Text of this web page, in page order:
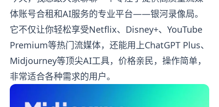
体账号合租和AI服务的专业平台——银河录像局。
它不仅让你轻松享受Netflix、Disney+、YouTube
Premium等热门流媒体，还能用上ChatGPT Plus、
Midjourney等顶尖AI工具，价格亲民，操作简单，
非常适合各种需求的用户。